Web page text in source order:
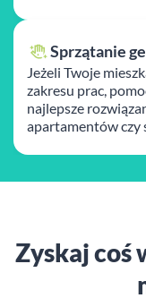
Sprzątanie
Jeżeli Twoje
zakresu prac,
najlepsze
apartamentów czy
Zyskaj coś